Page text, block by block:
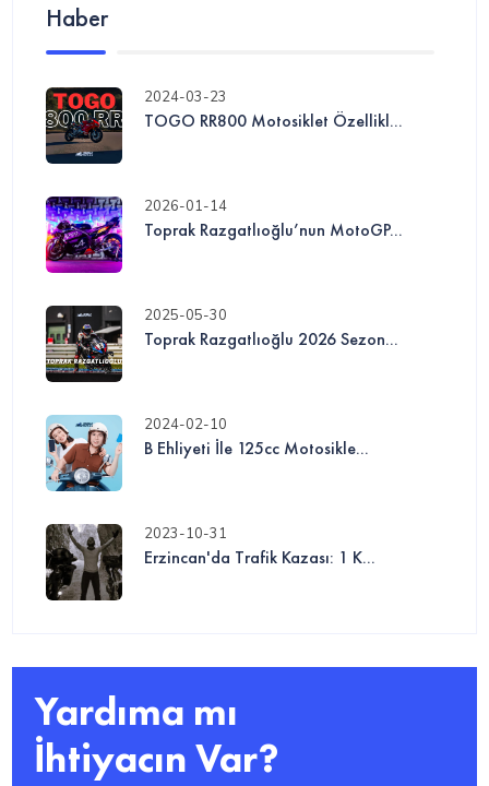
Haber
2024-03-23
TOGO RR800 Motosiklet Özellikl...
2026-01-14
Toprak Razgatlıoğlu’nun MotoGP...
2025-05-30
Toprak Razgatlıoğlu 2026 Sezon...
2024-02-10
B Ehliyeti İle 125cc Motosikle...
2023-10-31
Erzincan'da Trafik Kazası: 1 K...
Yardıma mı
İhtiyacın Var?